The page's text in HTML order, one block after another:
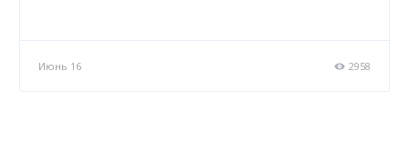
Июнь 16 2958